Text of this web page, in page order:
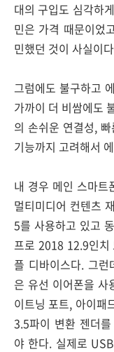
대의 구입도 심각하
민은 가격 때문이었
민했던 것이 사실이
그럼에도 불구하고
가까이 더 비쌈에도
의 손쉬운 연결성,
기능까지 고려해서
내 경우 메인 스마트
멀티미디어 컨텐츠
5를 사용하고 있고
프로 2018 12.9인치
플 디바이스다. 그
은 유선 이어폰을
이트닝 포트, 아이패
3.5파이 변환 젠더
야 한다. 실제로